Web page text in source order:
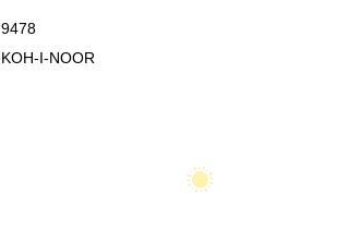
9478
KOH-I-NOOR